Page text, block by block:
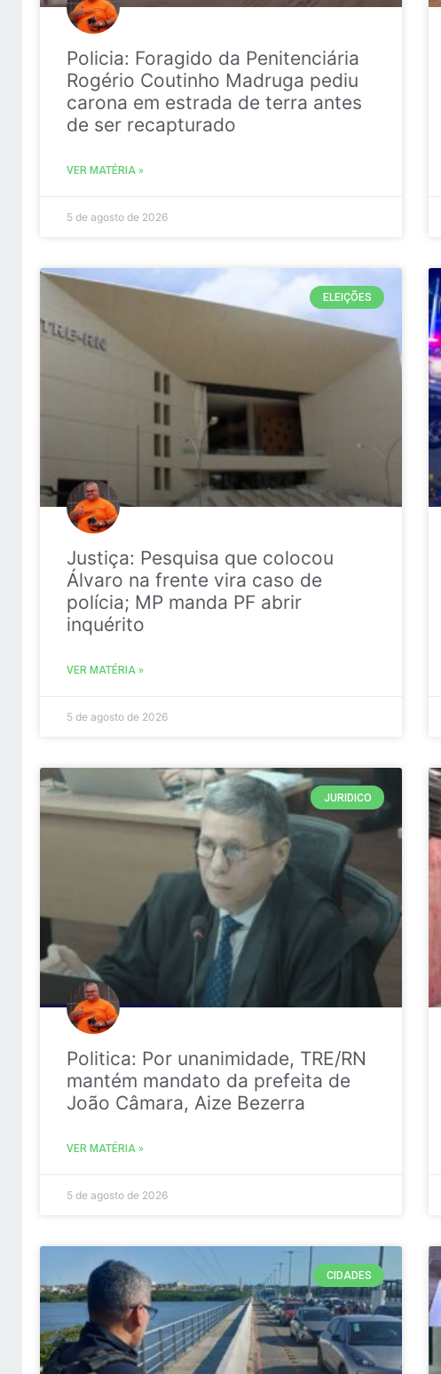
Policia: Foragido da Penitenciária
Rogério Coutinho Madruga pediu
carona em estrada de terra antes
de ser recapturado
VER MATÉRIA »
5 de agosto de 2026
ELEIÇÕES
Justiça: Pesquisa que colocou
Álvaro na frente vira caso de
polícia; MP manda PF abrir
inquérito
VER MATÉRIA »
5 de agosto de 2026
JURIDICO
Politica: Por unanimidade, TRE/RN
mantém mandato da prefeita de
João Câmara, Aize Bezerra
VER MATÉRIA »
5 de agosto de 2026
CIDADES